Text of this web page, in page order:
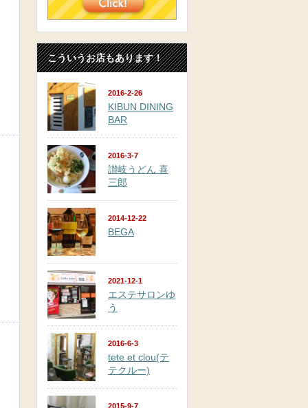
こういうお店もあります！
2016-2-26
KIBUN DINING
BAR
2016-3-7
讃岐うどん 喜
三郎
2014-12-22
BEGA
2021-12-1
エステサロンゆ
う
2016-6-3
tete et clou(テ
テクルー)
2015-9-7